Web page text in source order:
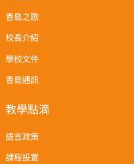
香島之歌
校長介紹
學校文件
香島通訊
教學點滴
語言政策
課程設置